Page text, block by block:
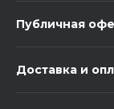
Публичная
Доставка и